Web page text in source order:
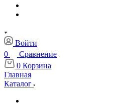
Войти
0
Сравнение
0 Корзина
Главная
Каталог